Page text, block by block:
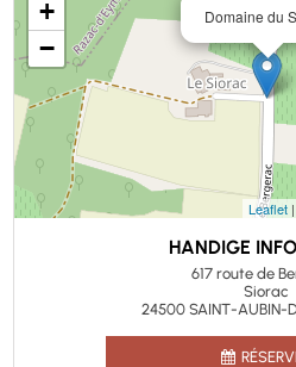
Domaine du
+
−
Leaflet|
HANDIGE
617 route de
Siorac
24500 SAINT-AUBIN-